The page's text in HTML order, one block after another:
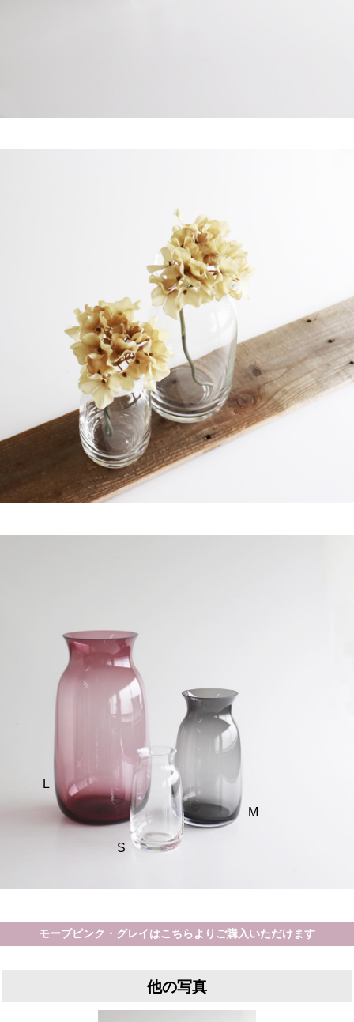
L
M
S
モーブピンク・グレイはこちらよりご購入いただけます
他の写真